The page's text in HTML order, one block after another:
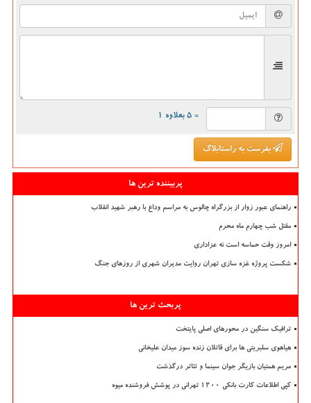
= ۵ بعلاوه ۱
بفرست به راستابلاگ
پربیننده ترین ها
راهنمای عبور زوار از بزرگراه چالوس به مراسم وداع با رهبر شهید انقلاب
مقتل شب چهارم ماه محرم
امروز وقت حماسه است نه عزاداری
شکست پروژه غزه سازی تهران روایت مدیران شهری از روزهای جنگ
پربحث ترین ها
ترافیک سنگین در محورهای اصلی پایتخت
هیاهوی سلبریتی ها برای قاتلان زنده سوز میدان علیخانی
مریم همتیان بازیگر جوان سینما و تئاتر درگذشت
کپی اطلاعات کارت بانکی ۱۲۰۰ تهرانی در پوشش فروشنده میوه